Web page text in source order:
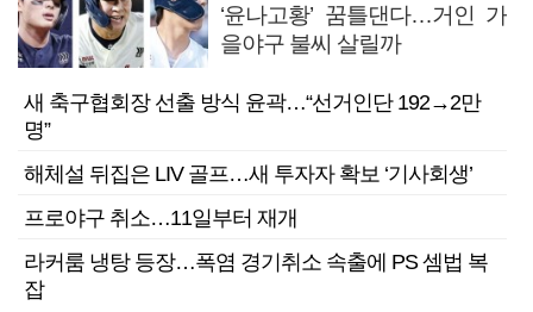
‘윤나고황’ 꿈틀댄다…거인 가
을야구 불씨 살릴까
새 축구협회장 선출 방식 윤곽…“선거인단 192→2만
명”
해체설 뒤집은 LIV 골프…새 투자자 확보 ‘기사회생’
프로야구 취소…11일부터 재개
라커룸 냉탕 등장…폭염 경기취소 속출에 PS 셈법 복
잡